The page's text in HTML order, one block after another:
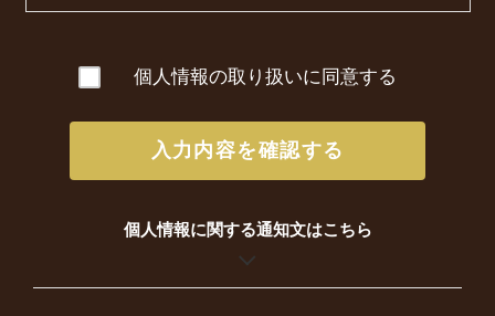
個人情報の取り扱いに同意する
入力内容を確認する
個人情報に関する通知文はこちら